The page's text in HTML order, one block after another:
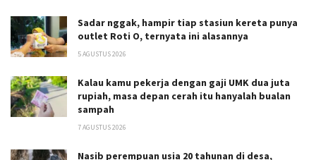
Sadar nggak, hampir tiap stasiun kereta punya
outlet Roti O, ternyata ini alasannya
5 AGUSTUS 2026
Kalau kamu pekerja dengan gaji UMK dua juta
rupiah, masa depan cerah itu hanyalah bualan
sampah
7 AGUSTUS 2026
Nasib perempuan usia 20 tahunan di desa,